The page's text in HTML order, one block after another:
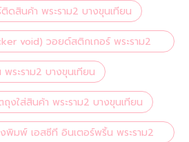
ดสินค้า พระราม2 บางขุนเทียน
void) วอยด์สติกเกอร์ พระราม2
ระราม2 บางขุนเทียน
งใส่สินค้า พระราม2 บางขุนเทียน
พิมพ์ เอสซีที อินเตอร์พริ้น พระราม2